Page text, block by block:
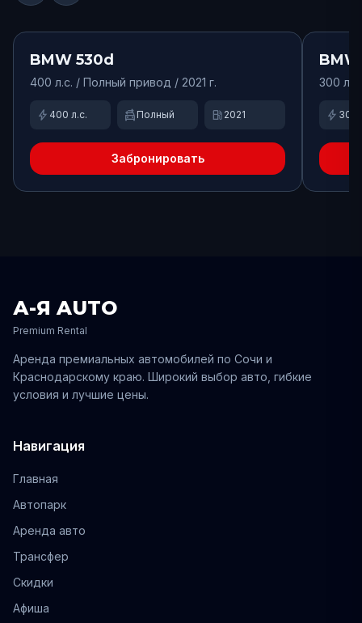
Доступно
BMW 530d
400 л.с. / Полный привод / 2021 г.
bolt 400 л.с. swap_driving_apps Полный local_gas_station 2021
Забронировать
BMW
300
bolt 300
А-Я AUTO
Premium Rental
Аренда премиальных автомобилей по Сочи и
Краснодарскому краю. Широкий выбор авто, гибкие
условия и лучшие цены.
Навигация
Главная
Автопарк
Аренда авто
Трансфер
Скидки
Афиша